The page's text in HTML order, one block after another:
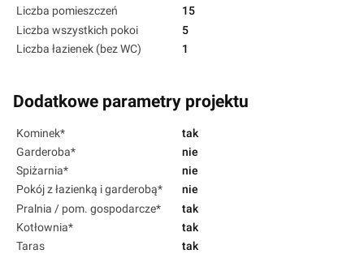
Liczba pomieszczeń
15
Liczba wszystkich pokoi
5
Liczba łazienek (bez WC)
1
Dodatkowe parametry projektu
Kominek*
tak
Garderoba*
nie
Spiżarnia*
nie
Pokój z łazienką i garderobą*
nie
Pralnia / pom. gospodarcze*
tak
Kotłownia*
tak
Taras
tak